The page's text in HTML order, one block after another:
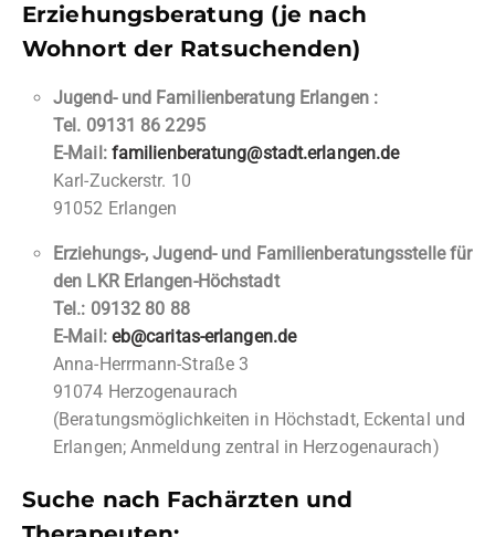
Erziehungsberatung (je nach
Wohnort der Ratsuchenden)
Jugend- und Familienberatung Erlangen :
Tel. 09131 86 2295
E-Mail: familienberatung@stadt.erlangen.de
Karl-Zuckerstr. 10
91052 Erlangen
Erziehungs-, Jugend- und Familienberatungsstellefür
den LKR Erlangen-Höchstadt
Tel.: 09132 80 88
E-Mail: eb@caritas-erlangen.de
Anna-Herrmann-Straße 3
91074 Herzogenaurach
(Beratungsmöglichkeiten in Höchstadt, Eckental und
Erlangen; Anmeldung zentral in Herzogenaurach)
Suche nach Fachärzten und